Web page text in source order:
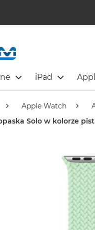
iPad
Apple Watch
Solo w kolorze